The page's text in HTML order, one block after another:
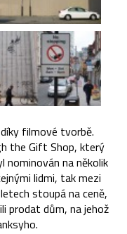
filmové tvorbě.
the Gift Shop, který
nominován na několik
lidmi, tak mezi
stoupá na ceně,
prodat dům, na jehož